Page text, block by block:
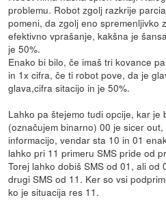
problemu. Robot zgolj razkrije
pomeni, da zgolj eno spremenljivko
efektivno vprašanje, kakšna je
je 50%.
Enako bi bilo, če imaš tri kovance
in 1x cifra, če ti robot pove, da je
glava,cifra sitacijo in je 50%.
Lahko pa štejemo tudi opcije, kar je
(označujem binarno) 00 je sicer
informacijo, vendar sta 10 in 01
lahko pri 11 primeru SMS pride od
Torej lahko dobiš SMS od 01, ali od
drugi SMS od 11. Ker so vsi
ko je situacija res 11.